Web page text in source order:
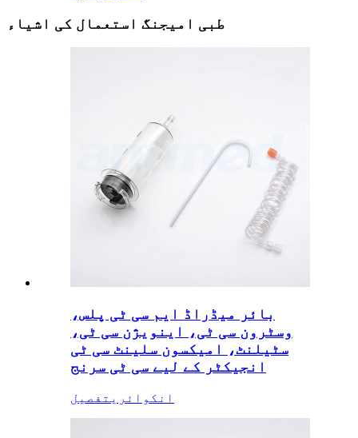
طبی امیجنگ استعمال کی اشیاء
بائر میڈراڈ ایم سی ٹی پلس،
وسٹرون سی ٹی، اینویژن سی ٹی،
سٹیلنٹ، امیکسون سلینٹ سی ٹی
انجیکٹر کے لیے سی ٹی سرنج
انکوائری تفصیل